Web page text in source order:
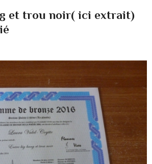
et trou noir( ici extrait)